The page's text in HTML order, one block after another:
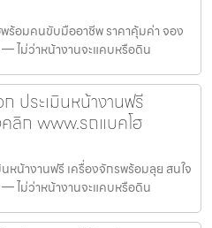
ร้อมคนขับมืออาชีพ ราคาคุ้มค่า จอง
ไม่ว่าหน้างานจะแคบหรือดิน
ประเมินหน้างานฟรี
ลิก www.รถแบคโฮ
หน้างานฟรี เครื่องจักรพร้อมลุย สนใจ
ไม่ว่าหน้างานจะแคบหรือดิน